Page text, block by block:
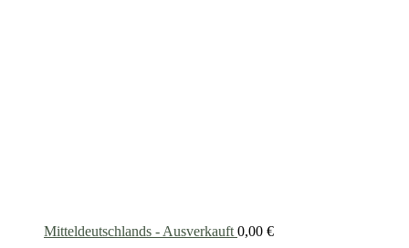
Mitteldeutschlands - Ausverkauft 0,00 €